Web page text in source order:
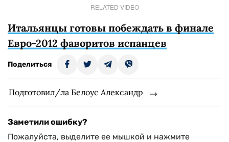
RELATED VIDEO
Итальянцы готовы побеждать в финале
Евро-2012 фаворитов испанцев
Поделиться
Подготовил/ла Белоус Александр
Заметили ошибку?
Пожалуйста, выделите ее мышкой и нажмите